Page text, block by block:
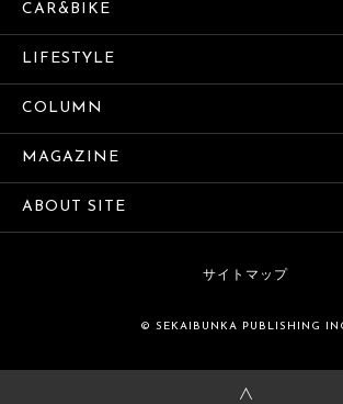
CAR&BIKE
LIFESTYLE
COLUMN
MAGAZINE
ABOUT SITE
サイトマップ
© SEKAIBUNKA PUBLISHING